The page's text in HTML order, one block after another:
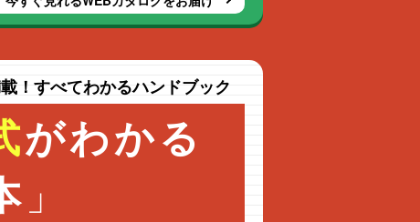
！すべてわかるハンドブック
がわかる
」